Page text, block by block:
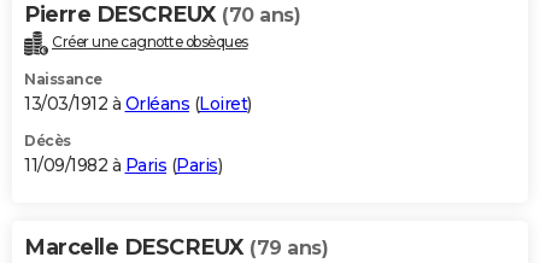
Pierre DESCREUX (70 ans)
Créer une cagnotte obsèques
Naissance
13/03/1912 à Orléans (Loiret)
Décès
11/09/1982 à Paris (Paris)
Marcelle DESCREUX (79 ans)